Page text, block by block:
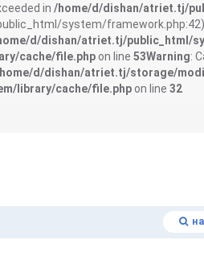
in /home/d/dishan/atriet.tj/
system/
d/dishan/atriet.tj/public_html/
cache/file.php on line 53Warning:
d/dishan/atriet.tj/storage/
library/cache/file.php on line 32